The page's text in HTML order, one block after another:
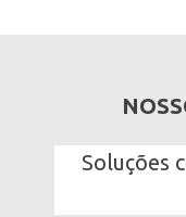
Soluções